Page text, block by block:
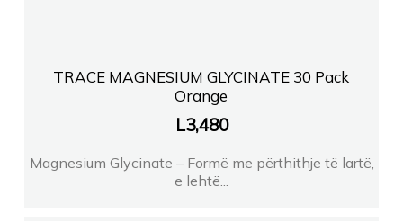
TRACE MAGNESIUM GLYCINATE 30 Pack
Orange
L3,480
Magnesium Glycinate – Formë me përthithje të lartë,
e lehtë...